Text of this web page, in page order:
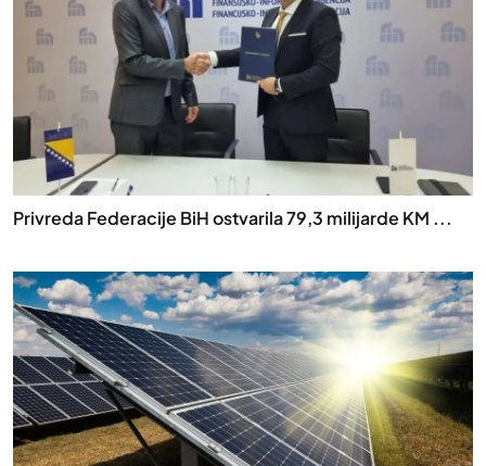
Privreda Federacije BiH ostvarila 79,3 milijarde KM ...